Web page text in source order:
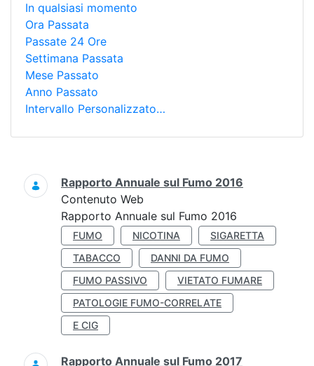
In qualsiasi momento
Ora Passata
Passate 24 Ore
Settimana Passata
Mese Passato
Anno Passato
Intervallo Personalizzato…
Ricerca
Rapporto Annuale sul Fumo 2016
Contenuto Web
Rapporto Annuale sul Fumo 2016
FUMO NICOTINA
SIGARETTA
TABACCO
DANNI DA FUMO
FUMO PASSIVO
VIETATO FUMARE
PATOLOGIE FUMO-CORRELATE
E CIG
Rapporto Annuale sul Fumo 2017